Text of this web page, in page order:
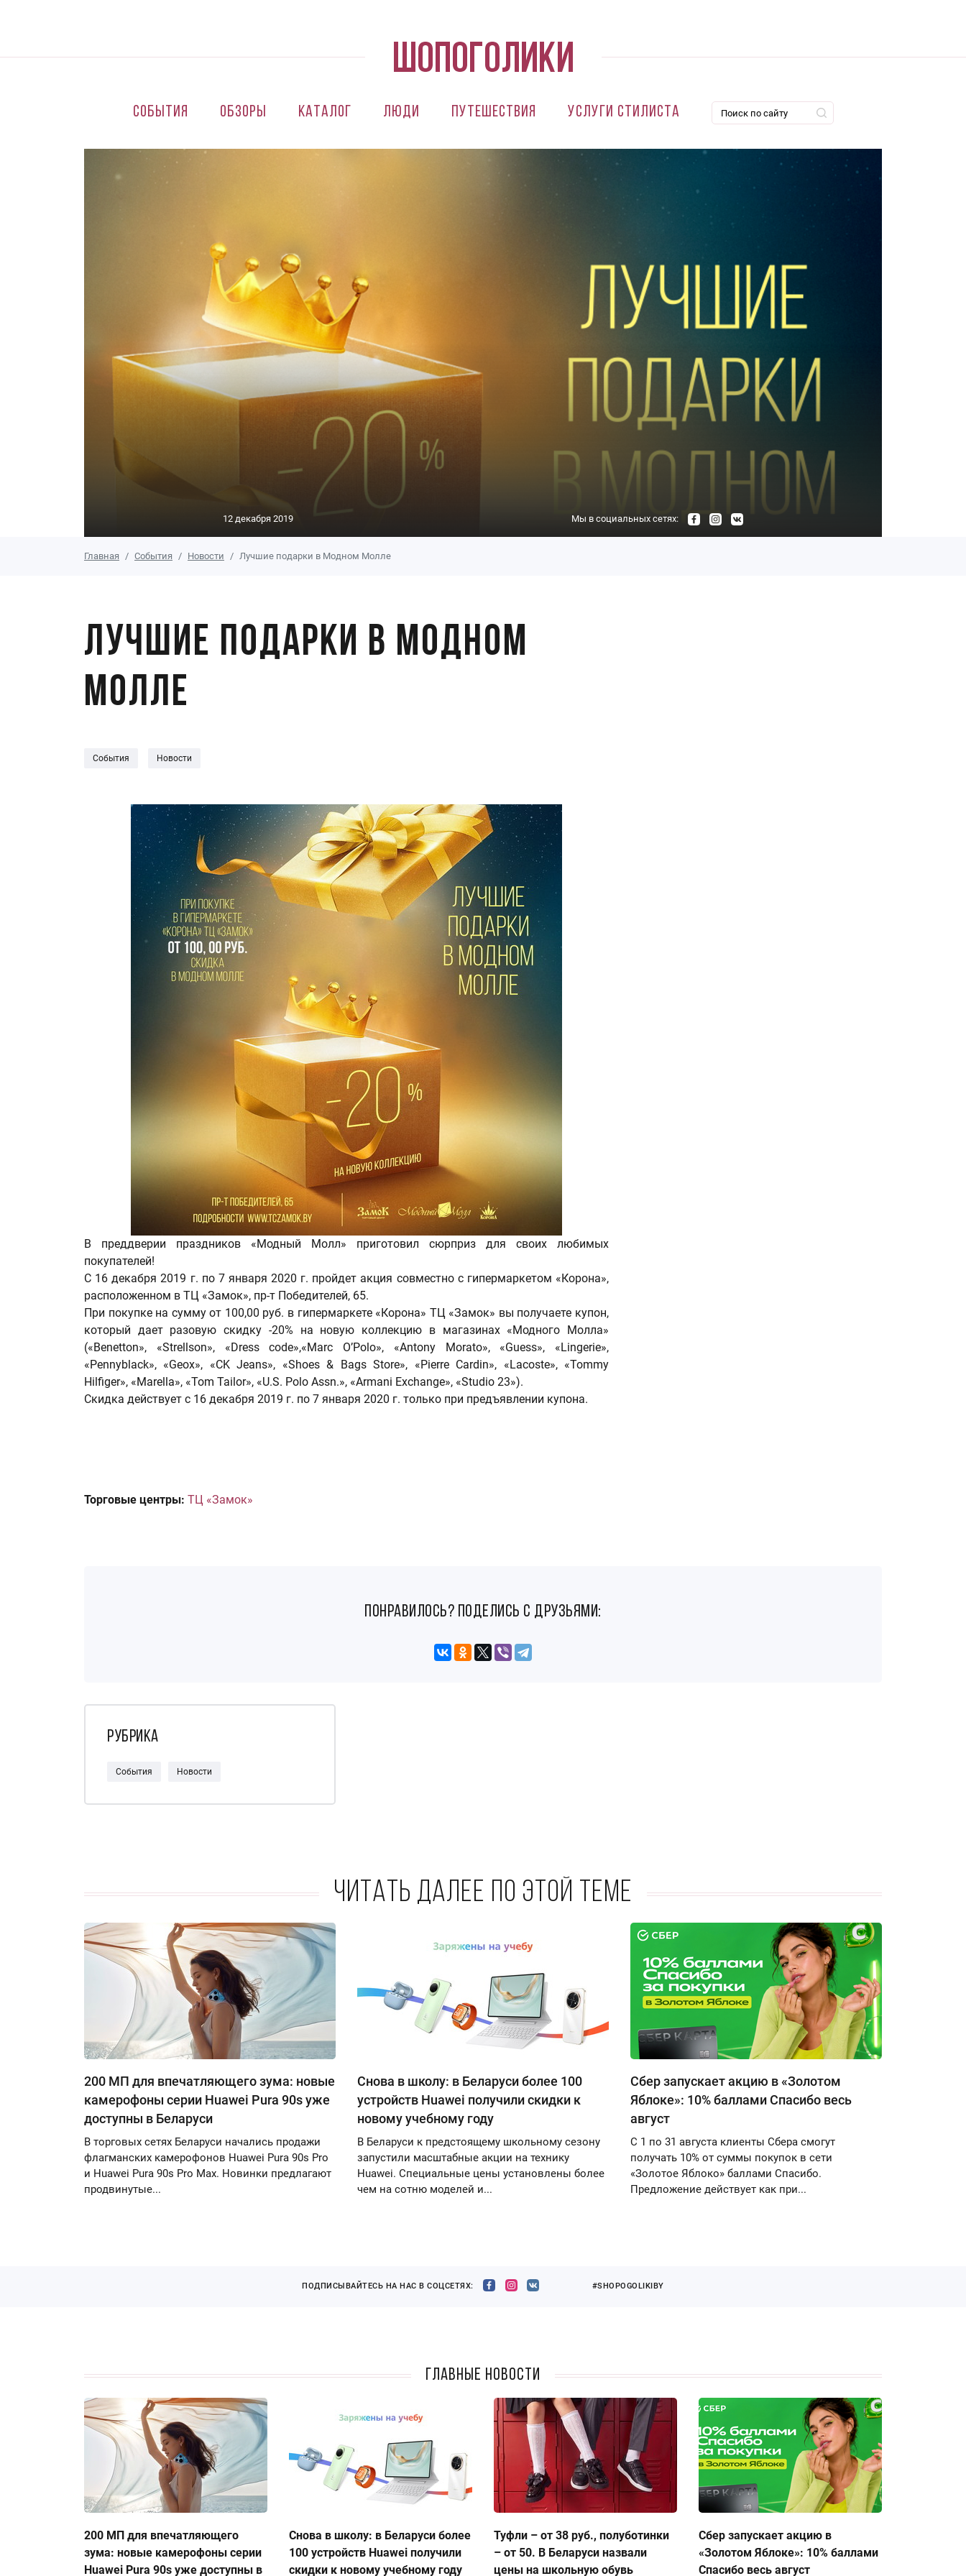
События Обзоры Каталог Люди Путешествия Услуги стилиста
12 декабря 2019 Мы в социальных сетях:
Главная События Новости Лучшие подарки в Модном Молле
Лучшие подарки в Модном
Молле
События Новости
В преддверии праздников «Модный Молл» приготовил сюрприз для своих любимых
покупателей!
С 16 декабря 2019 г. по 7 января 2020 г. пройдет акция совместно с гипермаркетом «Корона»,
расположенном в ТЦ «Замок», пр-т Победителей, 65.
При покупке на сумму от 100,00 руб. в гипермаркете «Корона» ТЦ «Замок» вы получаете купон,
который дает разовую скидку -20% на новую коллекцию в магазинах «Модного Молла»
(«Benetton», «Strellson», «Dress code»,«Marc O’Polo», «Antony Morato», «Guess», «Lingerie»,
«Pennyblack», «Geox», «CK Jeans», «Shoes & Bags Store», «Pierre Cardin», «Lacoste», «Tommy
Hilfiger», «Marella», «Tom Tailor», «U.S. Polo Assn.», «Armani Exchange», «Studio 23»).
Скидка действует с 16 декабря 2019 г. по 7 января 2020 г. только при предъявлении купона.
Торговые центры: ТЦ «Замок»
понравилось? поделись с друзьями:
Рубрика
События Новости
Читать далее по этой теме
200 МП для впечатляющего зума: новые
камерофоны серии Huawei Pura 90s уже
доступны в Беларуси
В торговых сетях Беларуси начались продажи
флагманских камерофонов Huawei Pura 90s Pro
и Huawei Pura 90s Pro Max. Новинки предлагают
продвинутые...
Снова в школу: в Беларуси более 100
устройств Huawei получили скидки к
новому учебному году
В Беларуси к предстоящему школьному сезону
запустили масштабные акции на технику
Huawei. Специальные цены установлены более
чем на сотню моделей и...
Сбер запускает акцию в «Золотом
Яблоке»: 10% баллами Спасибо весь
август
С 1 по 31 августа клиенты Сбера смогут
получать 10% от суммы покупок в сети
«Золотое Яблоко» баллами Спасибо.
Предложение действует как при...
ПОДПИСЫВАЙТЕСЬ НА НАС В СОЦСЕТЯХ: #SHOPOGOLIKIBY
Главные новости
200 МП для впечатляющего
зума: новые камерофоны серии
Huawei Pura 90s уже доступны в
Снова в школу: в Беларуси более
100 устройств Huawei получили
скидки к новому учебному году
Туфли – от 38 руб., полуботинки
– от 50. В Беларуси назвали
цены на школьную обувь
Сбер запускает акцию в
«Золотом Яблоке»: 10% баллами
Спасибо весь август